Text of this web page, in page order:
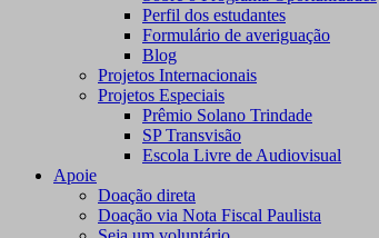
Perfil dos estudantes
Formulário de averiguação
Blog
Projetos Internacionais
Projetos Especiais
Prêmio Solano Trindade
SP Transvisão
Escola Livre de Audiovisual
Apoie
Doação direta
Doação via Nota Fiscal Paulista